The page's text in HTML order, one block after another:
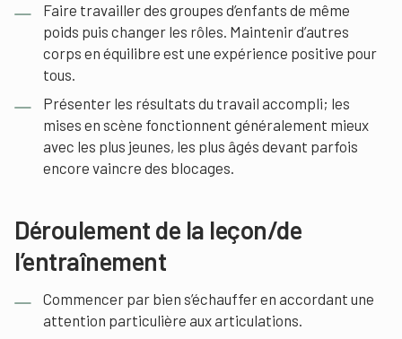
Faire travailler des groupes d’enfants de même
poids puis changer les rôles. Maintenir d’autres
corps en équilibre est une expérience positive pour
tous.
Présenter les résultats du travail accompli; les
mises en scène fonctionnent généralement mieux
avec les plus jeunes, les plus âgés devant parfois
encore vaincre des blocages.
Déroulement de la leçon/de
l’entraînement
Commencer par bien s’échauffer en accordant une
attention particulière aux articulations.